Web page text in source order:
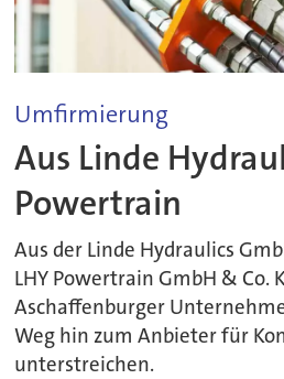
Umfirmierung
Aus Linde
Powertrain
Aus der Linde Hydraulics
LHY Powertrain GmbH & Co.
Aschaffenburger
Weg hin zum Anbieter für
unterstreichen.